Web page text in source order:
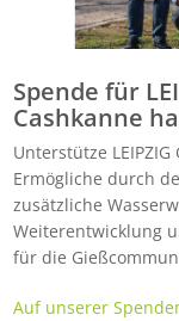
Spende für
Cashkanne
Unterstütze
Ermögliche durch
zusätzliche
Weiterentwicklung
für die
Auf unserer